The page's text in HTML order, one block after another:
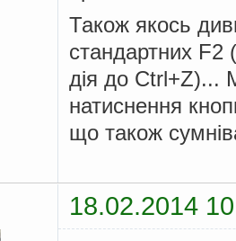
Також якось
стандартних
дія до Ctrl+Z)...
натиснення
що також
18.02.2014